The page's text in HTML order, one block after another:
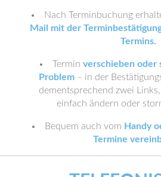
Nach Terminbuchung
Mail mit der
Termins.
Termin verschieben oder
Problem – in der
dementsprechend zwei
einfach ändern oder
Bequem auch vom Handy
Termine